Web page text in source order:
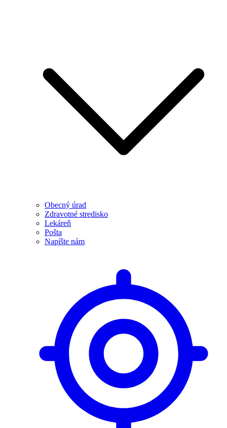
Obecný úrad
Zdravotné stredisko
Lekáreň
Pošta
Napíšte nám